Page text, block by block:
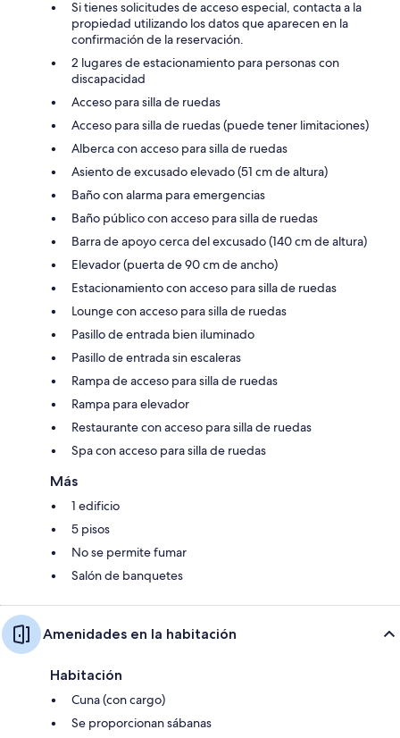
Si tienes solicitudes de acceso especial, contacta a la
propiedad utilizando los datos que aparecen en la
confirmación de la reservación.
2 lugares de estacionamiento para personas con
discapacidad
Acceso para silla de ruedas
Acceso para silla de ruedas (puede tener limitaciones)
Alberca con acceso para silla de ruedas
Asiento de excusado elevado (51 cm de altura)
Baño con alarma para emergencias
Baño público con acceso para silla de ruedas
Barra de apoyo cerca del excusado (140 cm de altura)
Elevador (puerta de 90 cm de ancho)
Estacionamiento con acceso para silla de ruedas
Lounge con acceso para silla de ruedas
Pasillo de entrada bien iluminado
Pasillo de entrada sin escaleras
Rampa de acceso para silla de ruedas
Rampa para elevador
Restaurante con acceso para silla de ruedas
Spa con acceso para silla de ruedas
Más
1 edificio
5 pisos
No se permite fumar
Salón de banquetes
Amenidades en la habitación
Habitación
Cuna (con cargo)
Se proporcionan sábanas